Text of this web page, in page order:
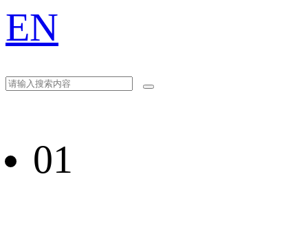
EN
01